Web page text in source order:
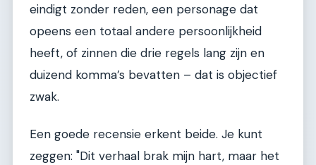
eindigt zonder reden, een personage dat
opeens een totaal andere persoonlijkheid
heeft, of zinnen die drie regels lang zijn en
duizend komma’s bevatten – dat is objectief
zwak.
Een goede recensie erkent beide. Je kunt
zeggen: "Dit verhaal brak mijn hart, maar het